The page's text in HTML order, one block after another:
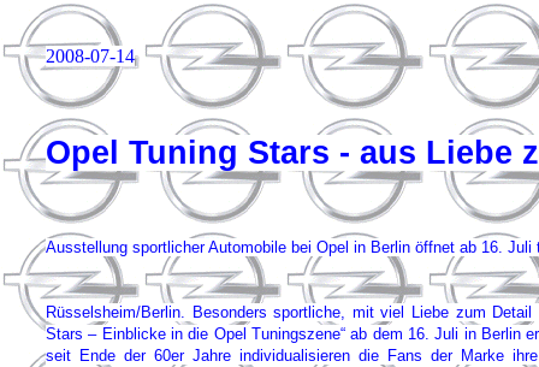
2008-07-14
Opel Tuning Stars - aus Liebe
Ausstellung sportlicher Automobile bei Opel in Berlin öffnet ab 16. Juli
Rüsselsheim/Berlin. Besonders sportliche, mit viel Liebe zum
Stars – Einblicke in die Opel Tuningszene“ ab dem 16. Juli in Berlin
seit Ende der 60er Jahre individualisieren die Fans der Marke